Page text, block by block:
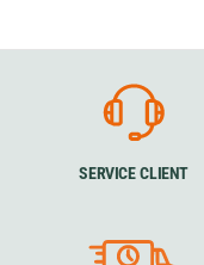
SERVICE CLIENT